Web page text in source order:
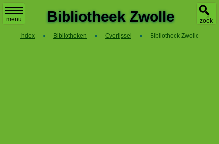
menu zoek
Bibliotheek Zwolle
Index » Bibliotheken » Overijssel » Bibliotheek Zwolle